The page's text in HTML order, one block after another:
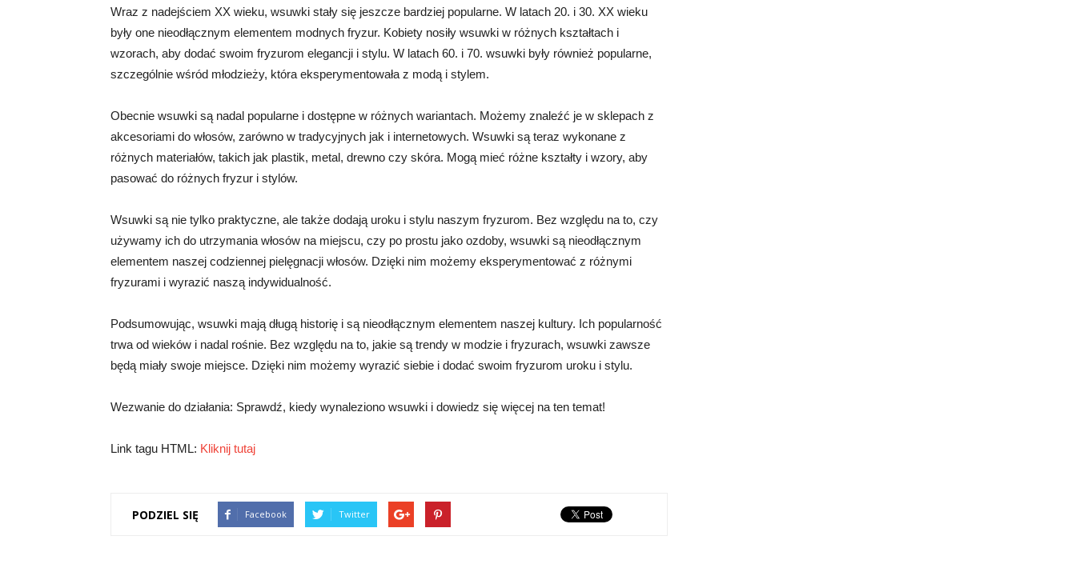
Wraz z nadejściem XX wieku, wsuwki stały się jeszcze bardziej popularne. W latach 20. i 30. XX wieku
były one nieodłącznym elementem modnych fryzur. Kobiety nosiły wsuwki w różnych kształtach i
wzorach, aby dodać swoim fryzurom elegancji i stylu. W latach 60. i 70. wsuwki były również popularne,
szczególnie wśród młodzieży, która eksperymentowała z modą i stylem.
Obecnie wsuwki są nadal popularne i dostępne w różnych wariantach. Możemy znaleźć je w sklepach z
akcesoriami do włosów, zarówno w tradycyjnych jak i internetowych. Wsuwki są teraz wykonane z
różnych materiałów, takich jak plastik, metal, drewno czy skóra. Mogą mieć różne kształty i wzory, aby
pasować do różnych fryzur i stylów.
Wsuwki są nie tylko praktyczne, ale także dodają uroku i stylu naszym fryzurom. Bez względu na to, czy
używamy ich do utrzymania włosów na miejscu, czy po prostu jako ozdoby, wsuwki są nieodłącznym
elementem naszej codziennej pielęgnacji włosów. Dzięki nim możemy eksperymentować z różnymi
fryzurami i wyrazić naszą indywidualność.
Podsumowując, wsuwki mają długą historię i są nieodłącznym elementem naszej kultury. Ich popularność
trwa od wieków i nadal rośnie. Bez względu na to, jakie są trendy w modzie i fryzurach, wsuwki zawsze
będą miały swoje miejsce. Dzięki nim możemy wyrazić siebie i dodać swoim fryzurom uroku i stylu.
Wezwanie do działania: Sprawdź, kiedy wynaleziono wsuwki i dowiedz się więcej na ten temat!
Link tagu HTML: Kliknij tutaj
PODZIEL SIĘ Facebook Twitter